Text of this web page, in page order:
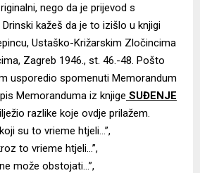
nego da je prijevod s
kažeš da je to izišlo u knjigi
Ustaško-Križarskim Zločincima
Zagreb 1946., st. 46.-48. Pošto
usporedio spomenuti Memorandum
Memoranduma iz knjige SUĐENJE
razlike koje ovdje prilažem.
su to vrieme htjeli…”,
to vrieme htjeli…”,
može obstojati…”,